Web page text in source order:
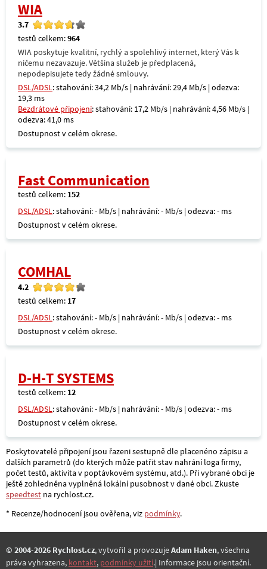
WIA
3.7
testů celkem:964
WIA poskytuje kvalitní, rychlý a spolehlivý internet, který Vás k
ničemu nezavazuje. Většina služeb je předplacená,
nepodepisujete tedy žádné smlouvy.
DSL/ADSL: stahování: 34,2 Mb/s | nahrávání: 29,4 Mb/s | odezva:
19,3 ms
Bezdrátové připojení: stahování: 17,2 Mb/s | nahrávání: 4,56 Mb/s |
odezva: 41,0 ms
Dostupnost v celém okrese.
Fast Communication
testů celkem: 152
DSL/ADSL: stahování: - Mb/s | nahrávání: - Mb/s | odezva: - ms
Dostupnost v celém okrese.
COMHAL
4.2
testů celkem: 17
DSL/ADSL: stahování: - Mb/s | nahrávání: - Mb/s | odezva: - ms
Dostupnost v celém okrese.
D-H-T SYSTEMS
testů celkem: 12
DSL/ADSL: stahování: - Mb/s | nahrávání: - Mb/s | odezva: - ms
Dostupnost v celém okrese.
Poskytovatelé připojení jsou řazeni sestupně dle placenéno zápisu a
dalších parametrů (do kterých může patřit stav nahrání loga firmy,
počet testů, aktivita v poptávkovém systému, atd.). Při vybrané obci je
ještě zohledněna vyplněná lokální pusobnost v dané obci. Zkuste
speedtest na rychlost.cz.
* Recenze/hodnocení jsou ověřena, viz podmínky.
© 2004-2026 Rychlost.cz, vytvořil a provozujeAdam Haken, všechna
práva vyhrazena, kontakt, podmínky užití.| Informace jsou orientační.